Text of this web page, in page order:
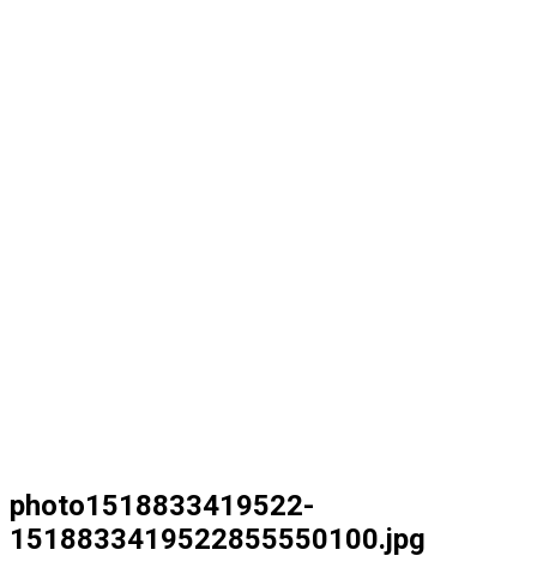
photo1518833419522-
1518833419522855550100.jpg